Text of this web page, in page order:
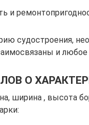
и
судостроения,
и
О
ширина , высота